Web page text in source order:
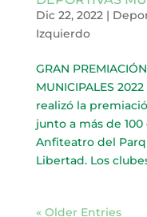
Dic 22, 2022|
Izquierdo
GRAN
MUNICIPALES
realizó la
junto a más de
Anfiteatro del
Libertad. Los
« Older Entries